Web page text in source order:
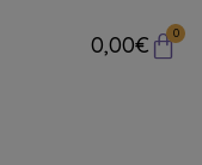
0,00€ 0